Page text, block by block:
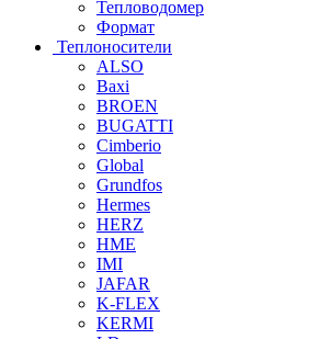
Тепловодомер
Формат
Теплоносители
ALSO
Baxi
BROEN
BUGATTI
Cimberio
Global
Grundfos
Hermes
HERZ
HME
IMI
JAFAR
K-FLEX
KERMI